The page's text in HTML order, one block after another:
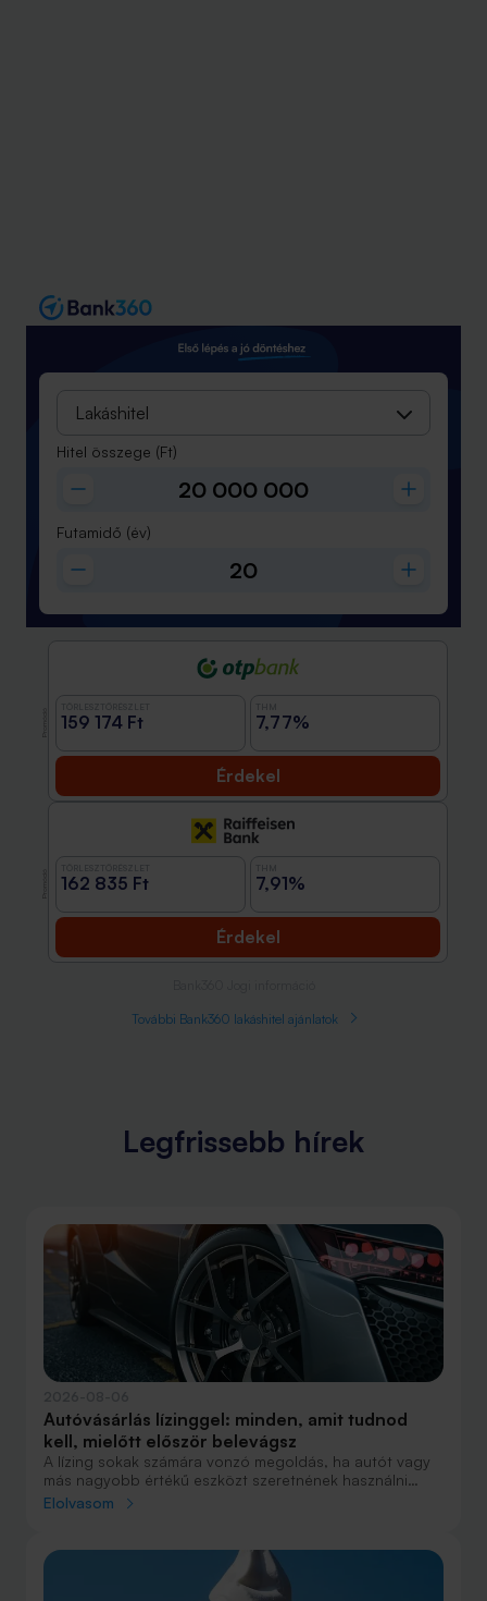
Lakáshitel
Hitel összege (Ft)
Futamidő (év)
159 174 Ft 7,77%
Érdekel
162 835 Ft 7,91%
Érdekel
További Bank360 lakáshitel ajánlatok
Legfrissebb hírek
Autóvásárlás lízinggel: minden, amit tudnod
kell, mielőtt először belevágsz
A lízing sokak számára vonzó megoldás, ha autót vagy
más nagyobb értékű eszközt szeretnének használni
anélkül, hogy azt egy összegben ki kellene fizetniük.
fogalmak közül, amelyekkel biztosan találkozol.
Elolvasom